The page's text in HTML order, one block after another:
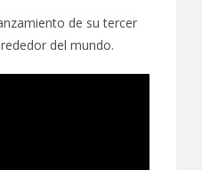
de su tercer
del mundo.